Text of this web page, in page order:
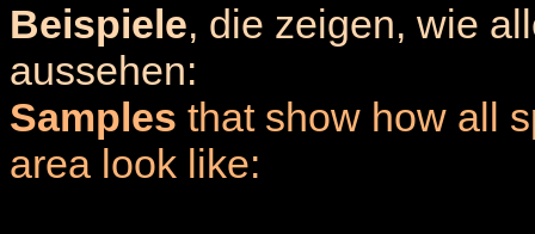
Beispiele, die zeigen, wie
aussehen:
Samples that show how all
area look like: